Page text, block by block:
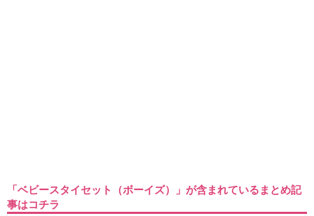
「ベビースタイセット（ボーイズ）」が含まれているまとめ記
事はコチラ